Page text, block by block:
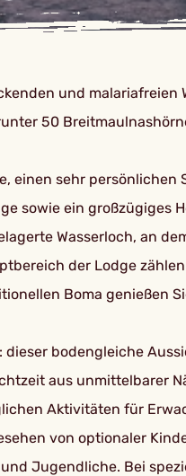
und malariafreien
50
einen sehr
sowie ein großzügiges
Wasserloch, an
der Lodge
Boma genießen
bodengleiche
aus unmittelbarer
Aktivitäten für
von optionaler
Jugendliche. Bei